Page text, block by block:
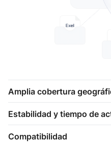
Amplia cobertura
Estabilidad y tiempo de
Compatibilidad